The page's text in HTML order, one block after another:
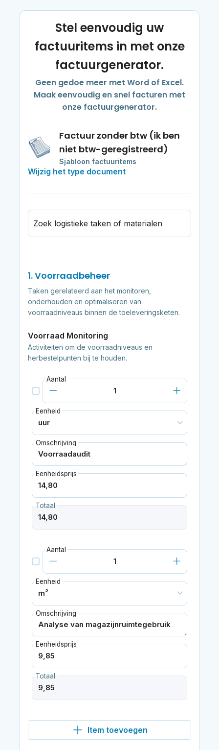
Stel eenvoudig uw
factuuritems in met onze
factuurgenerator.
Geen gedoe meer met Word of Excel.
Maak eenvoudig en snel facturen met
onze factuurgenerator.
Factuur zonder btw (ik ben
niet btw-geregistreerd)
Sjabloon factuuritems
Wijzig het type document
Zoek logistieke taken of materialen
1. Voorraadbeheer
Taken gerelateerd aan het monitoren,
onderhouden en optimaliseren van
voorraadniveaus binnen de toeleveringsketen.
Voorraad Monitoring
Activiteiten om de voorraadniveaus en
herbestelpunten bij te houden.
Aantal
Eenheid
Omschrijving
Eenheidsprijs
Totaal
Aantal
Eenheid
Omschrijving
Eenheidsprijs
Totaal
Item toevoegen